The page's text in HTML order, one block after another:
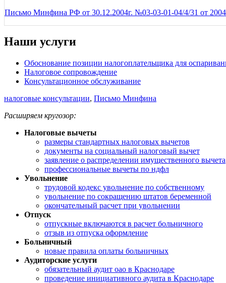
Письмо Минфина РФ от 30.12.2004г. №03-03-01-04/4/31 от
Наши услуги
Обоснование позиции налогоплательщика для
Налоговое сопровождение
Консультационное обслуживание
налоговые консультации, Письмо Минфина
Расширяем кругозор:
Налоговые вычеты
размеры стандартных налоговых вычетов
документы на социальный налоговый вычет
заявление о распределении имущественного вычета
профессиональные вычеты по ндфл
Увольнение
трудовой кодекс увольнение по собственному
увольнение по сокращению штатов беременной
окончательный расчет при увольнении
Отпуск
отпускные включаются в расчет больничного
отзыв из отпуска оформление
Больничный
новые правила оплаты больничных
Аудиторские услуги
обязательный аудит оао в Краснодаре
проведение инициативного аудита в Краснодаре